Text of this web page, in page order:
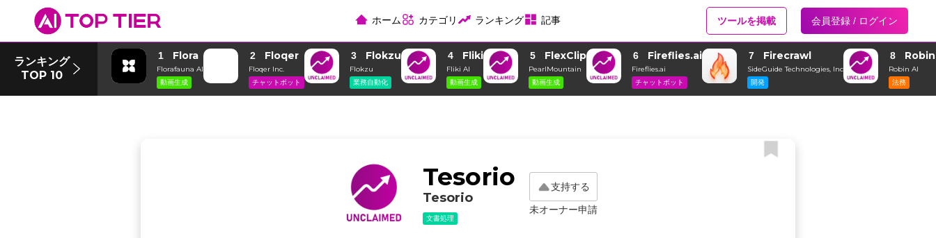
ホーム カテゴリ ランキング 記事 ツールを掲載 会員登録 / ログイン
ランキング
TOP 10
1 Flora
Florafauna AI
動画生成
2 Floqer
Floqer Inc.
チャットボット
3 Flokzu
Flokzu
業務自動化
4 Fliki
Fliki AI
動画生成
5 FlexClip
PearlMountain
動画生成
6 Fireflies.ai
Fireflies.ai
チャットボット
7 Firecrawl
SideGuide Technologies, Inc
開発
8
Robin AI
法務
Tesorio
Tesorio
文書処理
支持する
未オーナー申請